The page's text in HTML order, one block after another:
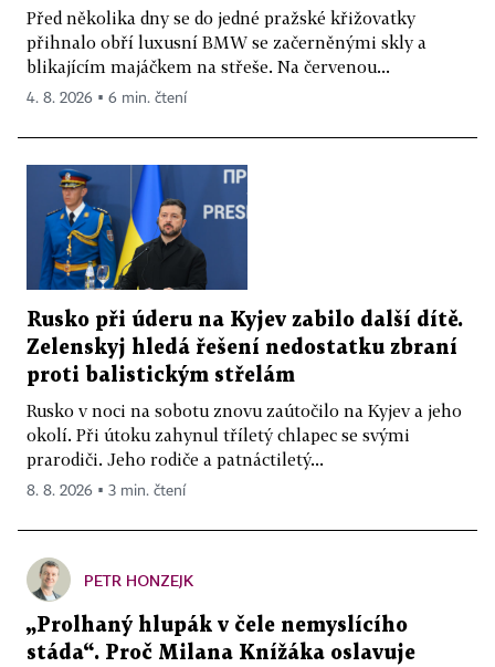
Před několika dny se do jedné pražské křižovatky
přihnalo obří luxusní BMW se začerněnými skly a
blikajícím majáčkem na střeše. Na červenou...
4. 8. 2026 ▪ 6 min. čtení
Rusko při úderu na Kyjev zabilo další dítě.
Zelenskyj hledá řešení nedostatku zbraní
proti balistickým střelám
Rusko v noci na sobotu znovu zaútočilo na Kyjev a jeho
okolí. Při útoku zahynul tříletý chlapec se svými
prarodiči. Jeho rodiče a patnáctiletý...
8. 8. 2026 ▪ 3 min. čtení
PETR HONZEJK
„Prolhaný hlupák v čele nemyslícího
stáda“. Proč Milana Knížáka oslavuje